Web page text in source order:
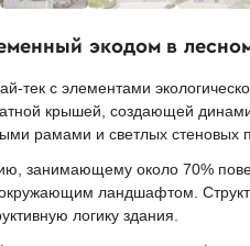
экодом в
тек с элементами
крышей, создающей
рамами и светлых стеновых
занимающему около 70%
окружающим ландшафтом.
логику здания.